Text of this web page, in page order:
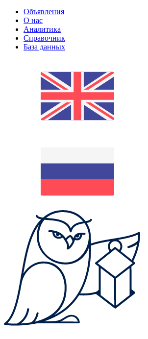
Объявления
О нас
Аналитика
Справочник
База данных